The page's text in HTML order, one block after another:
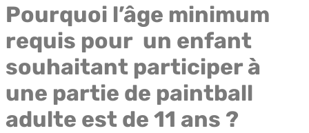
Pourquoi l’âge minimum
requis pour un enfant
souhaitant participer à
une partie de paintball
adulte est de 11 ans ?